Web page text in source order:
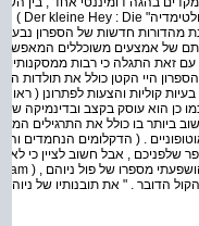
מהדורות חדשות של הספרון
של אמצעים משוכללים
זאת התגלה כי רבות ממסקנותיו
. הספרון היי הקטן כולל את
קוליות והצעות לפתרונן (
כן הוא עוסק בקצב ובדינמיקה
ביותר בו כולל את התרגילים
. ( הדקלומים הנחמדים
שלפניכם , אבל חשוב לציין כי
הדובר . " את תובנותיו של